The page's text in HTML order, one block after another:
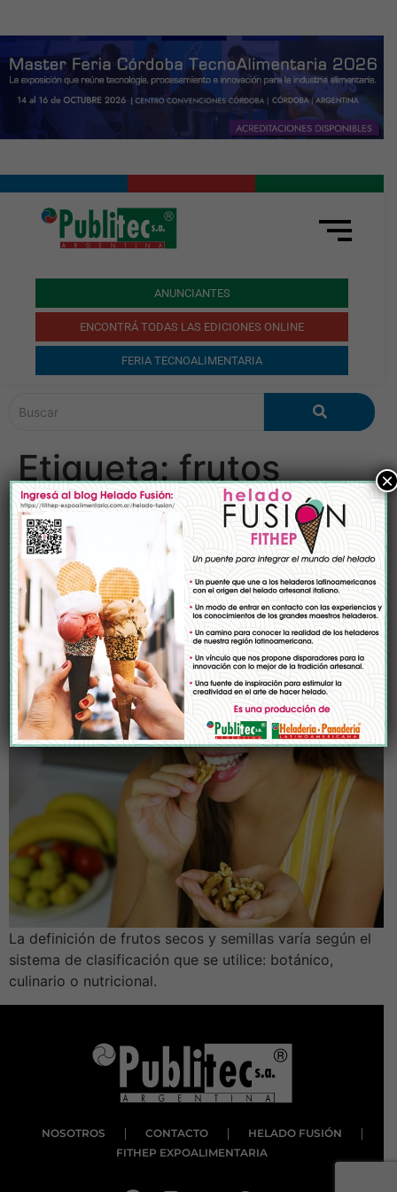
ANUNCIANTES
ENCONTRÁ TODAS LAS EDICIONES ONLINE
FERIA TECNOALIMENTARIA
Etiqueta:frutos
secos
Beneficios para la salud de
comer frutos secos y
semillas con regularidad
La definición de frutos secos y semillas varía según el
sistema de clasificación que se utilice: botánico,
culinario o nutricional.
NOSOTROS CONTACTO
HELADO FUSIÓN
FITHEP EXPOALIMENTARIA
×